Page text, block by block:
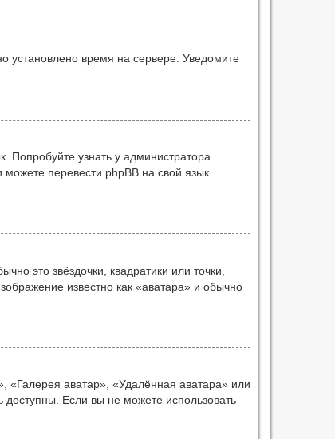
установлено время на сервере. Уведомите
Попробуйте узнать у администратора
перевести phpBB на свой язык.
это звёздочки, квадратики или точки,
известно как «аватара» и обычно
«Галерея аватар», «Удалённая аватара» или
доступны. Если вы не можете использовать